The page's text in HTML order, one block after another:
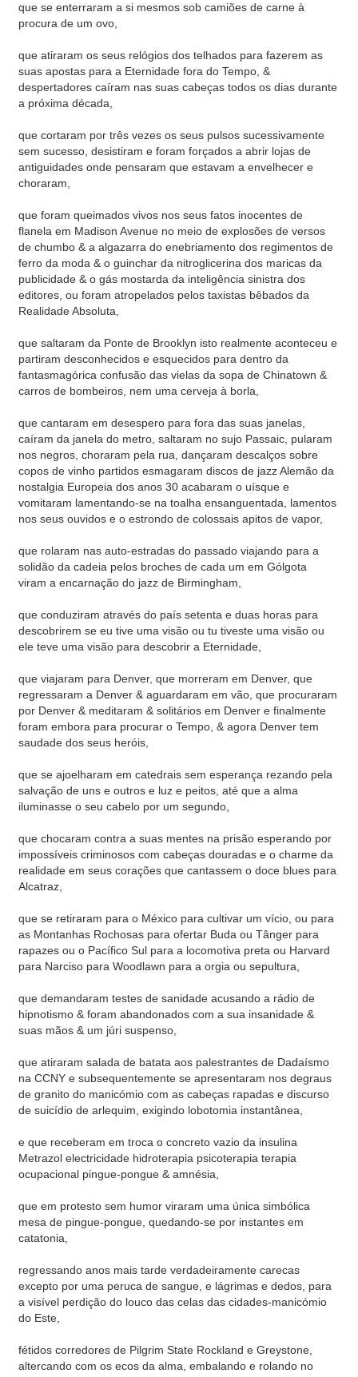
que se enterraram a si mesmos sob camiões de carne à
procura de um ovo,
que atiraram os seus relógios dos telhados para fazerem as
suas apostas para a Eternidade fora do Tempo, &
despertadores caíram nas suas cabeças todos os dias durante
a próxima década,
que cortaram por três vezes os seus pulsos sucessivamente
sem sucesso, desistiram e foram forçados a abrir lojas de
antiguidades onde pensaram que estavam a envelhecer e
choraram,
que foram queimados vivos nos seus fatos inocentes de
flanela em Madison Avenue no meio de explosões de versos
de chumbo & a algazarra do enebriamento dos regimentos de
ferro da moda & o guinchar da nitroglicerina dos maricas da
publicidade & o gás mostarda da inteligência sinistra dos
editores, ou foram atropelados pelos taxistas bêbados da
Realidade Absoluta,
que saltaram da Ponte de Brooklyn isto realmente aconteceu e
partiram desconhecidos e esquecidos para dentro da
fantasmagórica confusão das vielas da sopa de Chinatown &
carros de bombeiros, nem uma cerveja à borla,
que cantaram em desespero para fora das suas janelas,
caíram da janela do metro, saltaram no sujo Passaic, pularam
nos negros, choraram pela rua, dançaram descalços sobre
copos de vinho partidos esmagaram discos de jazz Alemão da
nostalgia Europeia dos anos 30 acabaram o uísque e
vomitaram lamentando-se na toalha ensanguentada, lamentos
nos seus ouvidos e o estrondo de colossais apitos de vapor,
que rolaram nas auto-estradas do passado viajando para a
solidão da cadeia pelos broches de cada um em Gólgota
viram a encarnação do jazz de Birmingham,
que conduziram através do país setenta e duas horas para
descobrirem se eu tive uma visão ou tu tiveste uma visão ou
ele teve uma visão para descobrir a Eternidade,
que viajaram para Denver, que morreram em Denver, que
regressaram a Denver & aguardaram em vão, que procuraram
por Denver & meditaram & solitários em Denver e finalmente
foram embora para procurar o Tempo, & agora Denver tem
saudade dos seus heróis,
que se ajoelharam em catedrais sem esperança rezando pela
salvação de uns e outros e luz e peitos, até que a alma
iluminasse o seu cabelo por um segundo,
que chocaram contra a suas mentes na prisão esperando por
impossíveis criminosos com cabeças douradas e o charme da
realidade em seus corações que cantassem o doce blues para
Alcatraz,
que se retiraram para o México para cultivar um vício, ou para
as Montanhas Rochosas para ofertar Buda ou Tânger para
rapazes ou o Pacífico Sul para a locomotiva preta ou Harvard
para Narciso para Woodlawn para a orgia ou sepultura,
que demandaram testes de sanidade acusando a rádio de
hipnotismo & foram abandonados com a sua insanidade &
suas mãos & um júri suspenso,
que atiraram salada de batata aos palestrantes de Dadaísmo
na CCNY e subsequentemente se apresentaram nos degraus
de granito do manicómio com as cabeças rapadas e discurso
de suicídio de arlequim, exigindo lobotomia instantânea,
e que receberam em troca o concreto vazio da insulina
Metrazol electricidade hidroterapia psicoterapia terapia
ocupacional pingue-pongue & amnésia,
que em protesto sem humor viraram uma única simbólica
mesa de pingue-pongue, quedando-se por instantes em
catatonia,
regressando anos mais tarde verdadeiramente carecas
excepto por uma peruca de sangue, e lágrimas e dedos, para
a visível perdição do louco das celas das cidades-manicómio
do Este,
fétidos corredores de Pilgrim State Rockland e Greystone,
altercando com os ecos da alma, embalando e rolando no